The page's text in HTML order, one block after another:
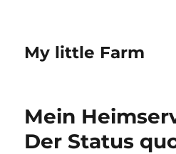
My little Farm
Mein
Der Status